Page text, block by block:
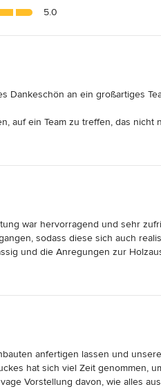
5.0
5 Sternen
Dankeschön an ein großartiges
auf ein Team zu treffen, das
finalen Umsetzung wurden
realisiert. Die Kommunikation war
sieht – Perfektion, die man
wurden nicht nur erfüllt, sondern
man selten. Es war uns eine
5 Sternen
war hervorragend und sehr
sodass diese sich auch
und die Anregungen zur
5 Sternen
anfertigen lassen und
hat sich viel Zeit genommen,
Vorstellung davon, wie alles